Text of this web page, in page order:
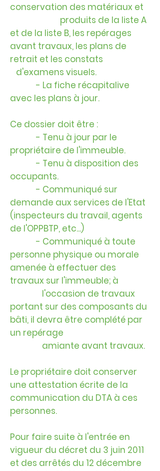
conservation des matériaux et
produits de la liste A
et de la liste B, les repérages
avant travaux, les plans de
retrait et les constats
d'examens visuels.
- La fiche récapitalive
avec les plans à jour.
Ce dossier doit être :
- Tenu à jour par le
propriétaire de l'immeuble.
- Tenu à disposition des
occupants.
- Communiqué sur
demande aux services de l'Etat
(inspecteurs du travail, agents
de l'OPPBTP, etc...)
- Communiqué à toute
personne physique ou morale
amenée à effectuer des
travaux sur l'immeuble; à
l'occasion de travaux
portant sur des composants du
bâti, il devra être complété par
un repérage
amiante avant travaux.
Le propriétaire doit conserver
une attestation écrite de la
communication du DTA à ces
personnes.
Pour faire suite à l'entrée en
vigueur du décret du 3 juin 2011
et des arrêtés du 12 décembre